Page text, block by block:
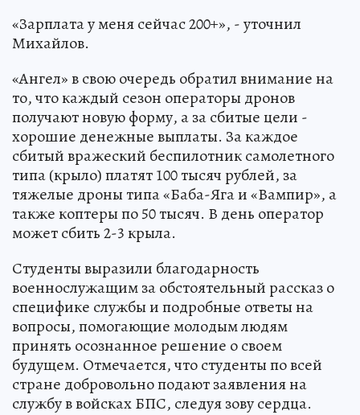
«Зарплата у меня сейчас 200+», - уточнил
Михайлов.
«Ангел» в свою очередь обратил внимание на
то, что каждый сезон операторы дронов
получают новую форму, а за сбитые цели -
хорошие денежные выплаты. За каждое
сбитый вражеский беспилотник самолетного
типа (крыло) платят 100 тысяч рублей, за
тяжелые дроны типа «Баба-Яга и «Вампир», а
также коптеры по 50 тысяч. В день оператор
может сбить 2-3 крыла.
Студенты выразили благодарность
военнослужащим за обстоятельный рассказ о
специфике службы и подробные ответы на
вопросы, помогающие молодым людям
принять осознанное решение о своем
будущем. Отмечается, что студенты по всей
стране добровольно подают заявления на
службу в войсках БПС, следуя зову сердца.